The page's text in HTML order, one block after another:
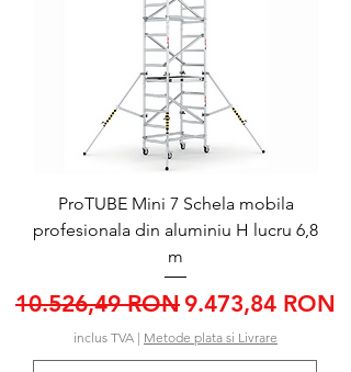
ProTUBE Mini 7 Schela mobila
profesionala din aluminiu H lucru 6,8
m
Preț normal
10.526,49 RON Preț redus
9.473,84 RON
inclus TVA | Metode plata si Livrare